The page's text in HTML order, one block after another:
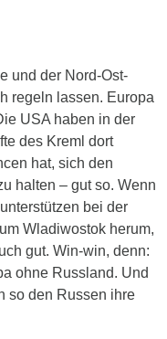
und der Nord-Ost-
regeln lassen. Europa
USA haben in der
des Kreml dort
hat, sich den
halten – gut so. Wenn
bei der
Wladiwostok herum,
gut. Win-win, denn:
ohne Russland. Und
so den Russen ihre